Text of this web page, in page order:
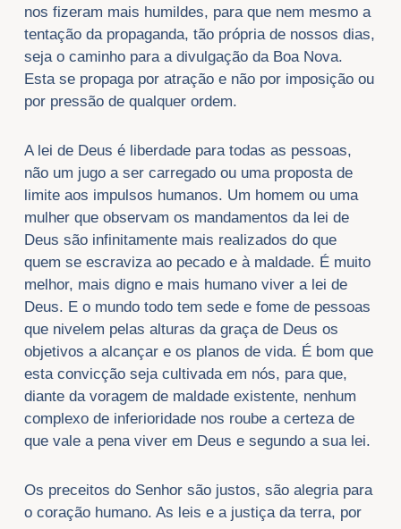
nos fizeram mais humildes, para que nem mesmo a
tentação da propaganda, tão própria de nossos dias,
seja o caminho para a divulgação da Boa Nova.
Esta se propaga por atração e não por imposição ou
por pressão de qualquer ordem.
A lei de Deus é liberdade para todas as pessoas,
não um jugo a ser carregado ou uma proposta de
limite aos impulsos humanos. Um homem ou uma
mulher que observam os mandamentos da lei de
Deus são infinitamente mais realizados do que
quem se escraviza ao pecado e à maldade. É muito
melhor, mais digno e mais humano viver a lei de
Deus. E o mundo todo tem sede e fome de pessoas
que nivelem pelas alturas da graça de Deus os
objetivos a alcançar e os planos de vida. É bom que
esta convicção seja cultivada em nós, para que,
diante da voragem de maldade existente, nenhum
complexo de inferioridade nos roube a certeza de
que vale a pena viver em Deus e segundo a sua lei.
Os preceitos do Senhor são justos, são alegria para
o coração humano. As leis e a justiça da terra, por